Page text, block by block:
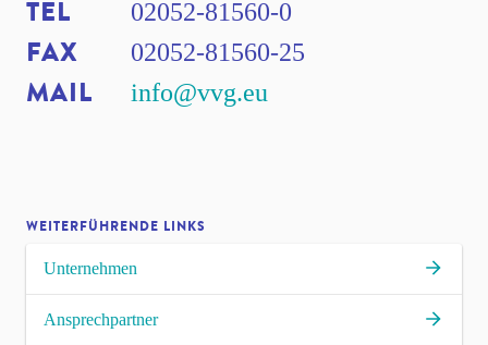
TEL 02052-81560-0
FAX 02052-81560-25
MAIL info@vvg.eu
WEITERFÜHRENDE LINKS
Unternehmen
Ansprechpartner